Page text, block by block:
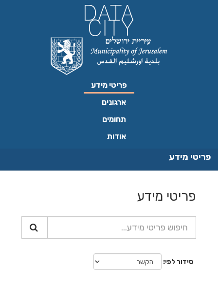
פריטי מידע
ארגונים
תחומים
אודות
פריטי מידע
פריטי מידע
סידור לפי